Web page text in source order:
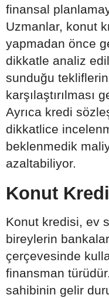
finansal
Uzmanlar, konut
yapmadan önce
dikkatle analiz
sunduğu tekliflerin
karşılaştırılması
Ayrıca kredi
dikkatlice
beklenmedik
azaltabiliyor.
Konut
Konut kredisi, ev
bireylerin
çerçevesinde
finansman
sahibinin gelir